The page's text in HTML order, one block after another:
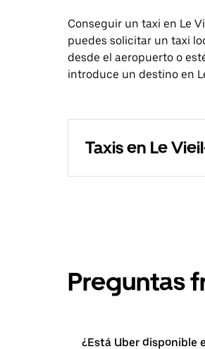
Conseguir un taxi en Le
puedes solicitar un taxi
desde el aeropuerto o
introduce un destino en
Taxis en Le
Preguntas
¿Está Uber disponible